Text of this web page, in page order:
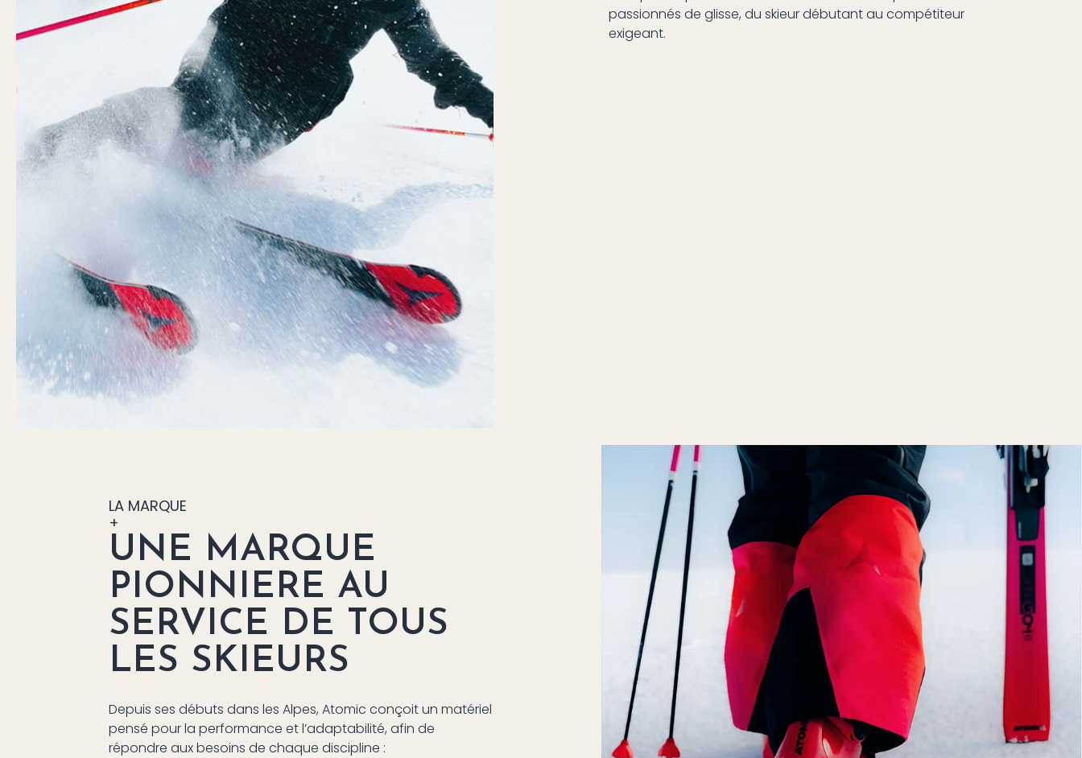
passionnés de glisse, du skieur débutant au compétiteur
exigeant.
LA MARQUE
+
UNE MARQUE
PIONNIERE AU
SERVICE DE TOUS
LES SKIEURS
Depuis ses débuts dans les Alpes, Atomic conçoit un matériel
pensé pour la performance et l’adaptabilité, afin de
répondre aux besoins de chaque discipline :